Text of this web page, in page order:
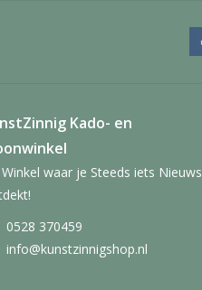
Kado- en
waar je Steeds iets Nieuws
0528 370459
info@kunstzinnigshop.nl